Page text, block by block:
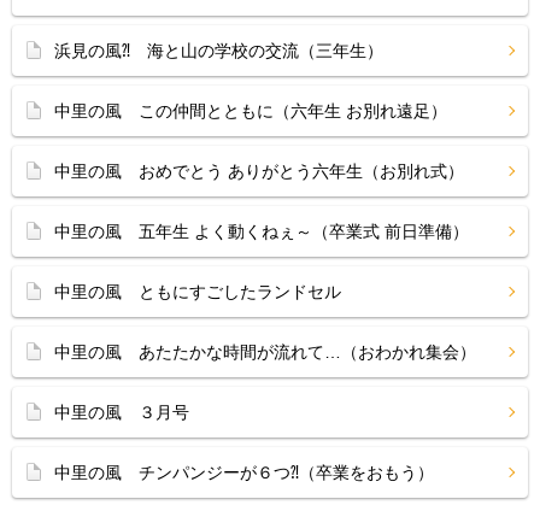
浜見の風⁈ 海と山の学校の交流（三年生）
中里の風 この仲間とともに（六年生 お別れ遠足）
中里の風 おめでとう ありがとう六年生（お別れ式）
中里の風 五年生 よく動くねぇ～（卒業式 前日準備）
中里の風 ともにすごしたランドセル
中里の風 あたたかな時間が流れて…（おわかれ集会）
中里の風 ３月号
中里の風 チンパンジーが６つ⁈（卒業をおもう）